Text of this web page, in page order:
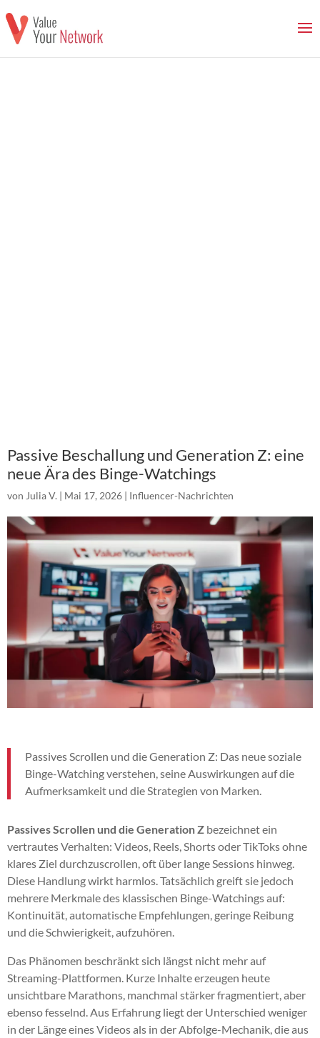
Passive Beschallung und Generation Z: eine
neue Ära des Binge-Watchings
von Julia V. | Mai 17, 2026 | Influencer-Nachrichten
Passives Scrollen und die Generation Z: Das neue soziale
Binge-Watching verstehen, seine Auswirkungen auf die
Aufmerksamkeit und die Strategien von Marken.
Passives Scrollen und die Generation Z bezeichnet ein
vertrautes Verhalten: Videos, Reels, Shorts oder TikToks ohne
klares Ziel durchzuscrollen, oft über lange Sessions hinweg.
Diese Handlung wirkt harmlos. Tatsächlich greift sie jedoch
mehrere Merkmale des klassischen Binge-Watchings auf:
Kontinuität, automatische Empfehlungen, geringe Reibung
und die Schwierigkeit, aufzuhören.
Das Phänomen beschränkt sich längst nicht mehr auf
Streaming-Plattformen. Kurze Inhalte erzeugen heute
unsichtbare Marathons, manchmal stärker fragmentiert, aber
ebenso fesselnd. Aus Erfahrung liegt der Unterschied weniger
in der Länge eines Videos als in der Abfolge-Mechanik, die aus